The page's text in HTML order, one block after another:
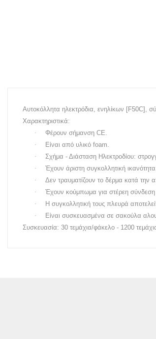
Αυτοκόλλητα ηλεκτρόδια, ενηλίκων [F50C] ,
Χαρακτηριστικά:
·
Φέρουν σήμανση CE.
·
Είναι από υλικό foam.
·
Σχήμα - Διάσταση Ηλεκτροδίου:
·
Έχουν άριστη συγκολλητική
·
Δεν τραυματίζουν το δέρμα κατά την
·
Έχουν κούμπωμα για στέρεη σύνδεση
·
Η συγκολλητική τους πλευρά
·
Είναι συσκευασμένα σε σακούλα
Συσκευασία: 30 τεμάχια/φάκελο - 1200